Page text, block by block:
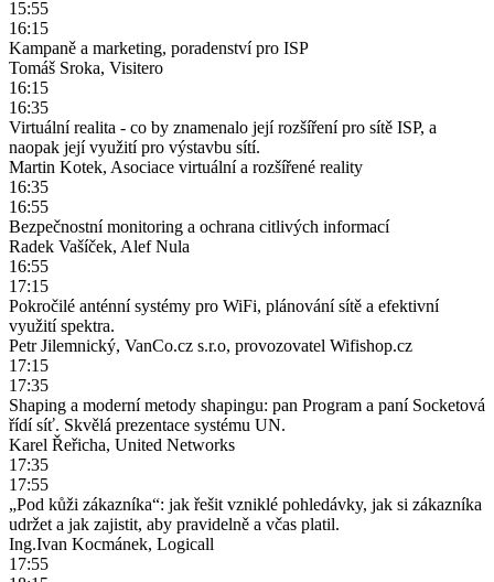
15:55
16:15
Kampaně a marketing, poradenství pro ISP
Tomáš Sroka, Visitero
16:15
16:35
Virtuální realita - co by znamenalo její rozšíření pro sítě ISP, a
naopak její využití pro výstavbu sítí.
Martin Kotek, Asociace virtuální a rozšířené reality
16:35
16:55
Bezpečnostní monitoring a ochrana citlivých informací
Radek Vašíček, Alef Nula
16:55
17:15
Pokročilé anténní systémy pro WiFi, plánování sítě a efektivní
využití spektra.
Petr Jilemnický, VanCo.cz s.r.o, provozovatel Wifishop.cz
17:15
17:35
Shaping a moderní metody shapingu: pan Program a paní Socketová
řídí síť. Skvělá prezentace systému UN.
Karel Řeřicha, United Networks
17:35
17:55
„Pod kůži zákazníka“: jak řešit vzniklé pohledávky, jak si zákazníka
udržet a jak zajistit, aby pravidelně a včas platil.
Ing.Ivan Kocmánek, Logicall
17:55